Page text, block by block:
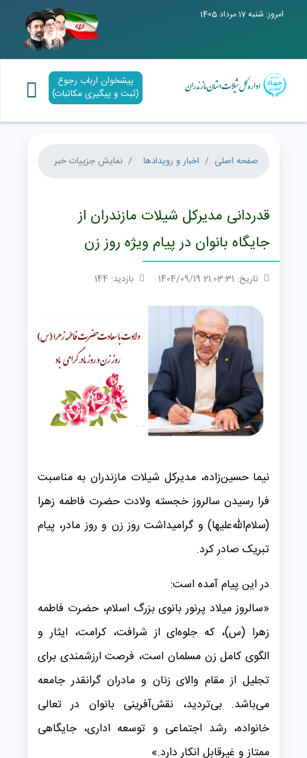
امروز: شنبه 17 مرداد 1405
پیشخوان ارباب رجوع
(ثبت و پیگیری مکاتبات)
صفحه اصلی اخبار و رویدادها نمایش جزییات خبر
قدردانی مدیرکل شیلات مازندران از
جایگاه بانوان در پیام ویژه روز زن
تاریخ: 21:03:31 1404/09/19 بازدید: 144
نیما حسین‌زاده، مدیرکل شیلات مازندران به مناسبت
فرا رسیدن سالروز خجسته ولادت حضرت فاطمه زهرا
(سلام‌الله‌علیها) و گرامیداشت روز زن و روز مادر، پیام
تبریک صادر کرد.
در این پیام آمده است:
«سالروز میلاد پرنور بانوی بزرگ اسلام، حضرت فاطمه
زهرا (س)، که جلوه‌ای از شرافت، کرامت، ایثار و
الگوی کامل زن مسلمان است، فرصت ارزشمندی برای
تجلیل از مقام والای زنان و مادران گرانقدر جامعه
می‌باشد. بی‌تردید، نقش‌آفرینی بانوان در تعالی
خانواده، رشد اجتماعی و توسعه اداری، جایگاهی
ممتاز و غیرقابل انکار دارد.»